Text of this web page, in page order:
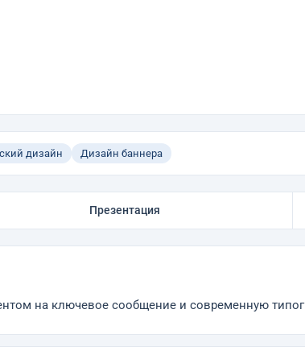
дизайн Дизайн баннера
Презентация
на ключевое сообщение и современную